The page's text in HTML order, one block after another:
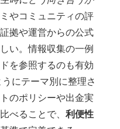
やコミュニティの評
拠や運営からの公式
い。情報収集の一例
を参照するのも有効
にテーマ別に整理さ
のポリシーや出金実
べることで、 利便性